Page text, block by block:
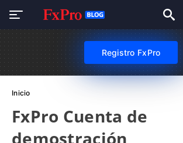
Registro FxPro
Inicio
FxPro Cuenta de
demostración